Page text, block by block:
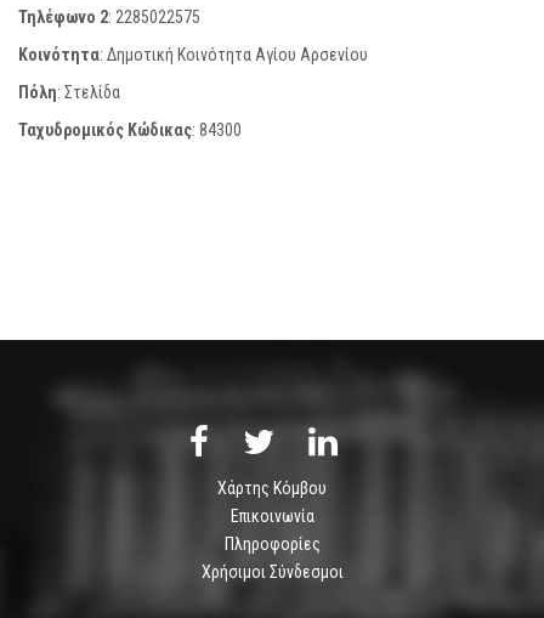
Τηλέφωνο 2: 2285022575
Κοινότητα: Δημοτική Κοινότητα Αγίου Αρσενίου
Πόλη: Στελίδα
Ταχυδρομικός Κώδικας: 84300
Χάρτης Κόμβου
Επικοινωνία
Πληροφορίες
Χρήσιμοι Σύνδεσμοι